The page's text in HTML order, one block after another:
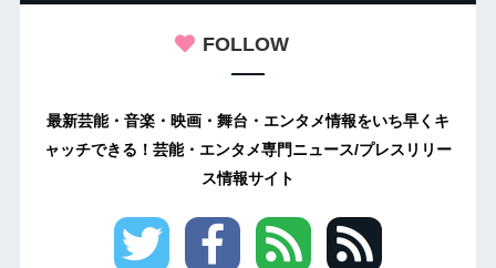
FOLLOW
最新芸能・音楽・映画・舞台・エンタメ情報をいち早くキ
ャッチできる！芸能・エンタメ専門ニュース/プレスリリー
ス情報サイト